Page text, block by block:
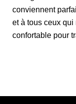
conviennent
et à tous ceux
confortable pour